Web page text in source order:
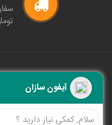
پل های ارتباطی
آدرس :
آیفون سازان
سلام, کمکی نیاز دارید ؟